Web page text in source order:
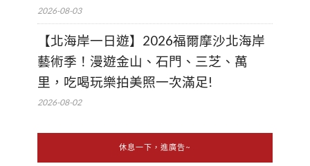
2026-08-03
【北海岸一日遊】2026福爾摩沙北海岸
藝術季！漫遊金山、石門、三芝、萬
里，吃喝玩樂拍美照一次滿足!
2026-08-02
休息一下，進廣告~